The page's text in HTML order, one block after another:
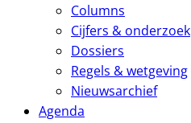
Columns
Cijfers & onderzoek
Dossiers
Regels & wetgeving
Nieuwsarchief
Agenda